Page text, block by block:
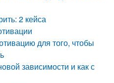
2 кейса
для того, чтобы
зависимости и как с